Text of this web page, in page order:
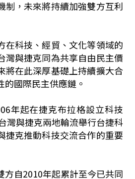
制，未來將持續加強雙方互利
在科技、經貿、文化等領域的
灣與捷克同為共享自由民主價
將在此深厚基礎上持續擴大合
國際民主供應鏈。
年起在捷克布拉格設立科技
灣與捷克兩地輪流舉行台捷科
捷克推動科技交流合作的重要
方自2010年起累計至今已共同